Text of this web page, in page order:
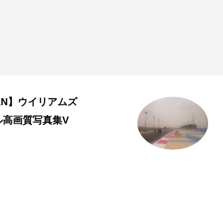
】ウイリアムズ
画質写真集V